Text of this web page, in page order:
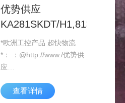
优势供应
KA281SKDT/
*欧洲工控产品 超快物流
*： ：@http://www./优势供
应
查看详情